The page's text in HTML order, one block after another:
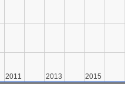
2011
2011 2013
2013 2015
2015